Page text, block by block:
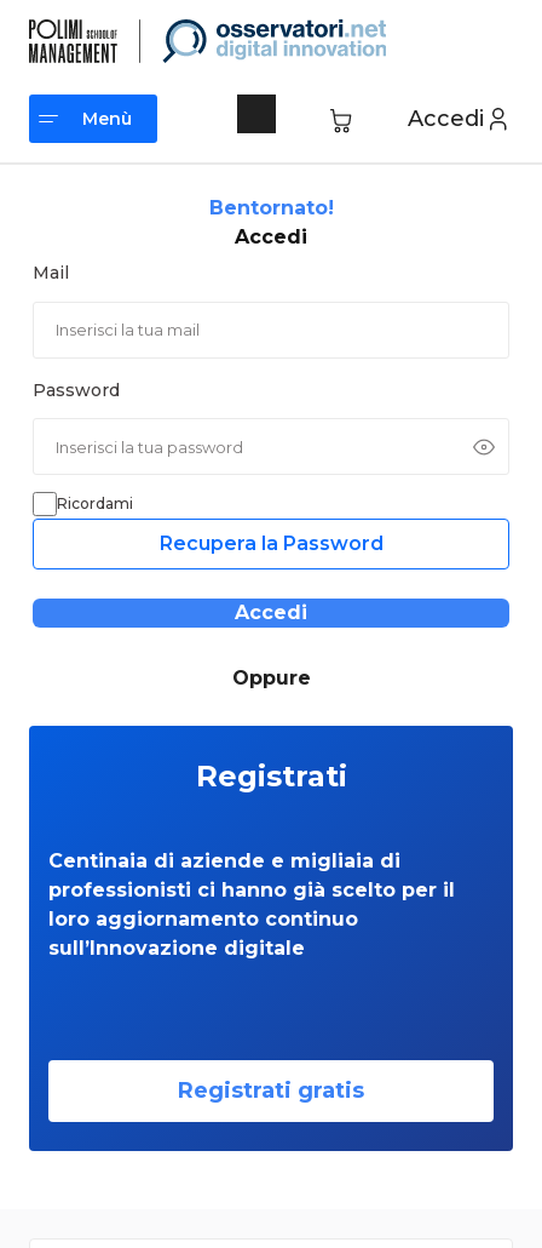
contenuto
Accedi
Menù
Bentornato!
Accedi
Mail
Password
Ricordami
Recupera la Password
Accedi
Oppure
Registrati
Centinaia di aziende e migliaia di
professionisti ci hanno già scelto per il
loro aggiornamento continuo
sull’Innovazione digitale
Registrati gratis